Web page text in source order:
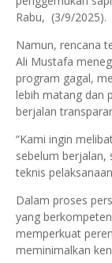
Rabu, (3/9/2025).
Namun, rencana
Ali Mustafa
program gagal,
lebih matang dan
berjalan
“Kami ingin
sebelum berjalan,
teknis
Dalam proses
yang
memperkuat
meminimalkan